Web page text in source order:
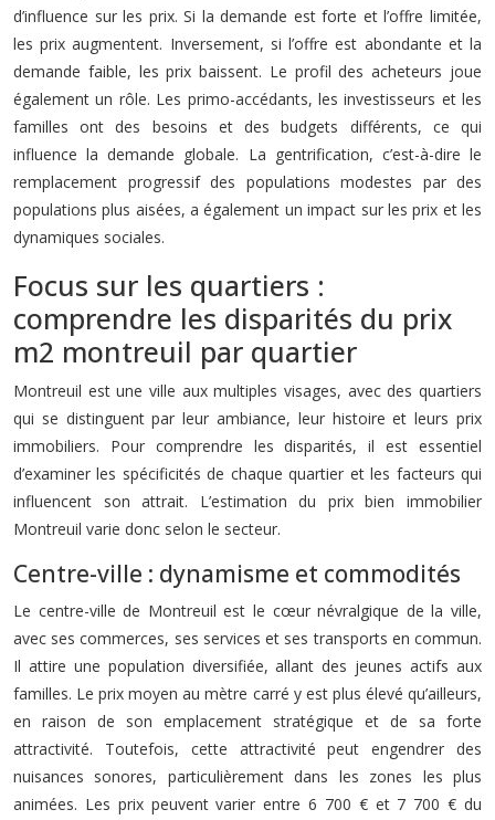
d’influence sur les prix. Si la demande est forte et l’offre limitée,
les prix augmentent. Inversement, si l’offre est abondante et la
demande faible, les prix baissent. Le profil des acheteurs joue
également un rôle. Les primo-accédants, les investisseurs et les
familles ont des besoins et des budgets différents, ce qui
influence la demande globale. La gentrification, c’est-à-dire le
remplacement progressif des populations modestes par des
populations plus aisées, a également un impact sur les prix et les
dynamiques sociales.
Focus sur les quartiers :
comprendre les disparités du prix
m2 montreuil par quartier
Montreuil est une ville aux multiples visages, avec des quartiers
qui se distinguent par leur ambiance, leur histoire et leurs prix
immobiliers. Pour comprendre les disparités, il est essentiel
d’examiner les spécificités de chaque quartier et les facteurs qui
influencent son attrait. L’estimation du prix bien immobilier
Montreuil varie donc selon le secteur.
Centre-ville : dynamisme et commodités
Le centre-ville de Montreuil est le cœur névralgique de la ville,
avec ses commerces, ses services et ses transports en commun.
Il attire une population diversifiée, allant des jeunes actifs aux
familles. Le prix moyen au mètre carré y est plus élevé qu’ailleurs,
en raison de son emplacement stratégique et de sa forte
attractivité. Toutefois, cette attractivité peut engendrer des
nuisances sonores, particulièrement dans les zones les plus
animées. Les prix peuvent varier entre 6 700 € et 7 700 € du